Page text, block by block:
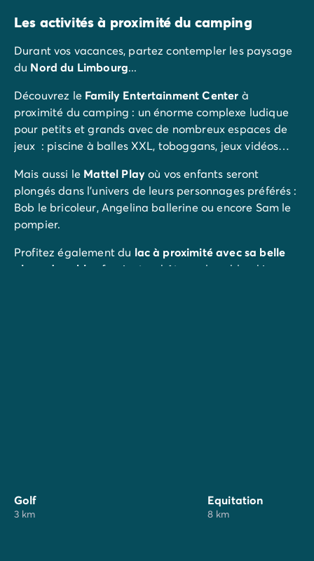
Les activités à proximité du camping
Durant vos vacances, partez contempler les paysage
du Nord du Limbourg...
Découvrez le Family Entertainment Center à
proximité du camping : un énorme complexe ludique
pour petits et grands avec de nombreux espaces de
jeux : piscine à balles XXL, toboggans, jeux vidéos…
Mais aussi le Mattel Playoù vos enfants seront
plongés dans l’univers de leurs personnages préférés :
Bob le bricoleur, Angelina ballerine ou encore Sam le
pompier.
Profitez également du lac à proximité avec sa belle
plage de sable
: farniente, château de sable, ski
Golf
3 km
Equitation
8 km